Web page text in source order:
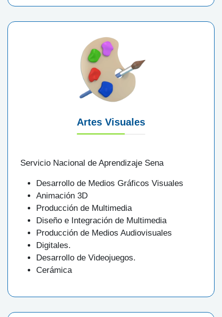
Artes Visuales
Servicio Nacional de Aprendizaje Sena
Desarrollo de Medios Gráficos Visuales
Animación 3D
Producción de Multimedia
Diseño e Integración de Multimedia
Producción de Medios Audiovisuales
Digitales.
Desarrollo de Videojuegos.
Cerámica